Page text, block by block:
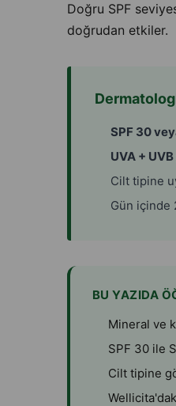
Doğru SPF
doğrudan etkiler.
SPF 30
UVA +
Cilt tipine
Gün içinde
BU YAZIDA
Mineral ve
SPF 30 ile
Cilt tipine